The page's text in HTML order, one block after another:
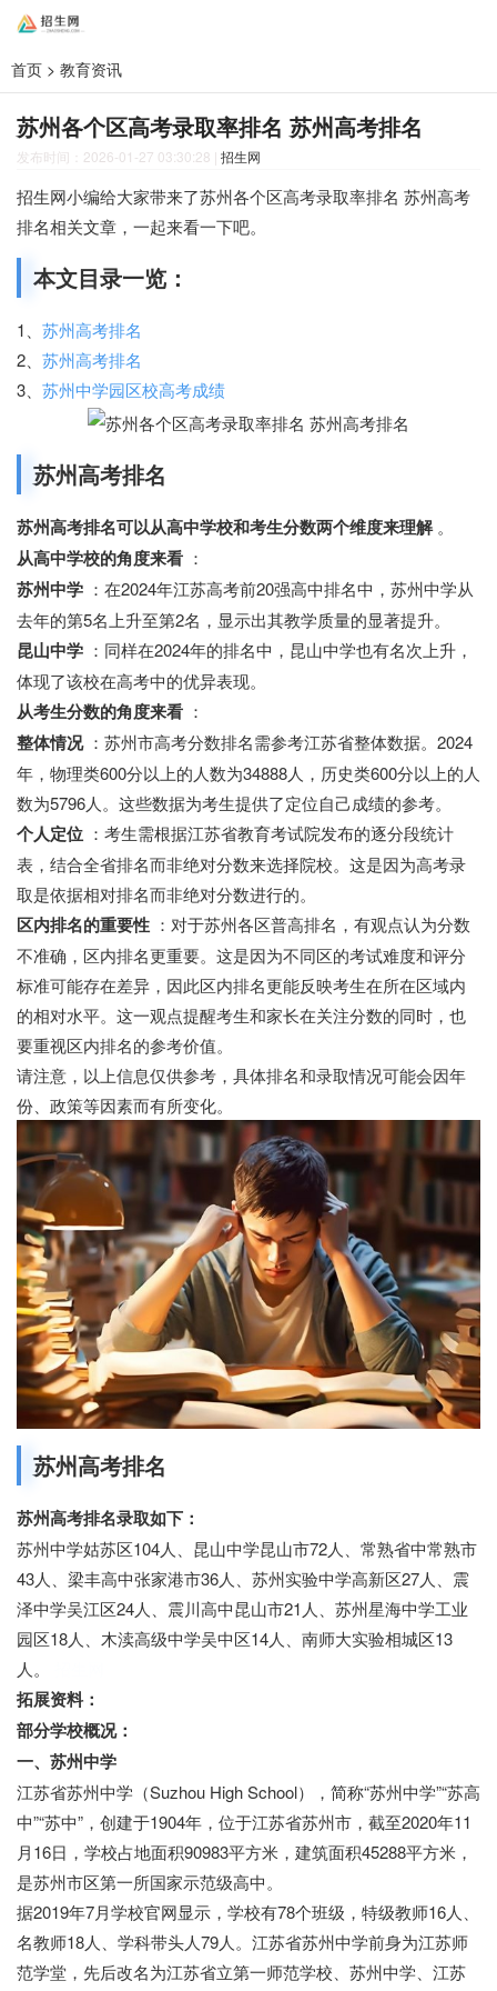
首页 > 教育资讯
苏州各个区高考录取率排名 苏州高考排名
发布时间：2026-01-27 03:30:28 | 招生网
招生网小编给大家带来了苏州各个区高考录取率排名 苏州高考
排名相关文章，一起来看一下吧。
本文目录一览：
1、 苏州高考排名
2、 苏州高考排名
3、 苏州中学园区校高考成绩
苏州高考排名
苏州高考排名可以从高中学校和考生分数两个维度来理解 。
从高中学校的角度来看 ：
苏州中学 ：在2024年江苏高考前20强高中排名中，苏州中学从
去年的第5名上升至第2名，显示出其教学质量的显著提升。
昆山中学 ：同样在2024年的排名中，昆山中学也有名次上升，
体现了该校在高考中的优异表现。
从考生分数的角度来看 ：
整体情况 ：苏州市高考分数排名需参考江苏省整体数据。2024
年，物理类600分以上的人数为34888人，历史类600分以上的人
数为5796人。这些数据为考生提供了定位自己成绩的参考。
个人定位 ：考生需根据江苏省教育考试院发布的逐分段统计
表，结合全省排名而非绝对分数来选择院校。这是因为高考录
取是依据相对排名而非绝对分数进行的。
区内排名的重要性 ：对于苏州各区普高排名，有观点认为分数
不准确，区内排名更重要。这是因为不同区的考试难度和评分
标准可能存在差异，因此区内排名更能反映考生在所在区域内
的相对水平。这一观点提醒考生和家长在关注分数的同时，也
要重视区内排名的参考价值。
请注意，以上信息仅供参考，具体排名和录取情况可能会因年
份、政策等因素而有所变化。
苏州高考排名
苏州高考排名录取如下：
苏州中学姑苏区104人、昆山中学昆山市72人、常熟省中常熟市
43人、梁丰高中张家港市36人、苏州实验中学高新区27人、震
泽中学吴江区24人、震川高中昆山市21人、苏州星海中学工业
园区18人、木渎高级中学吴中区14人、南师大实验相城区13
人。
拓展资料：
部分学校概况：
一、苏州中学
江苏省苏州中学（Suzhou High School），简称“苏州中学”“苏高
中”“苏中”，创建于1904年，位于江苏省苏州市，截至2020年11
月16日，学校占地面积90983平方米，建筑面积45288平方米，
是苏州市区第一所国家示范级高中。
据2019年7月学校官网显示，学校有78个班级，特级教师16人、
名教师18人、学科带头人79人。江苏省苏州中学前身为江苏师
范学堂，先后改名为江苏省立第一师范学校、苏州中学、江苏